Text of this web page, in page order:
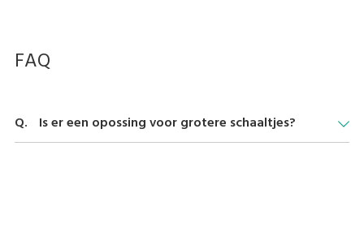
FAQ
Is er een opossing voor grotere schaaltjes?